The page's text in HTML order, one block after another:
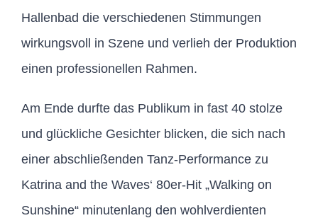
Hallenbad die verschiedenen Stimmungen
wirkungsvoll in Szene und verlieh der Produktion
einen professionellen Rahmen.
Am Ende durfte das Publikum in fast 40 stolze
und glückliche Gesichter blicken, die sich nach
einer abschließenden Tanz-Performance zu
Katrina and the Waves‘ 80er-Hit „Walking on
Sunshine“ minutenlang den wohlverdienten